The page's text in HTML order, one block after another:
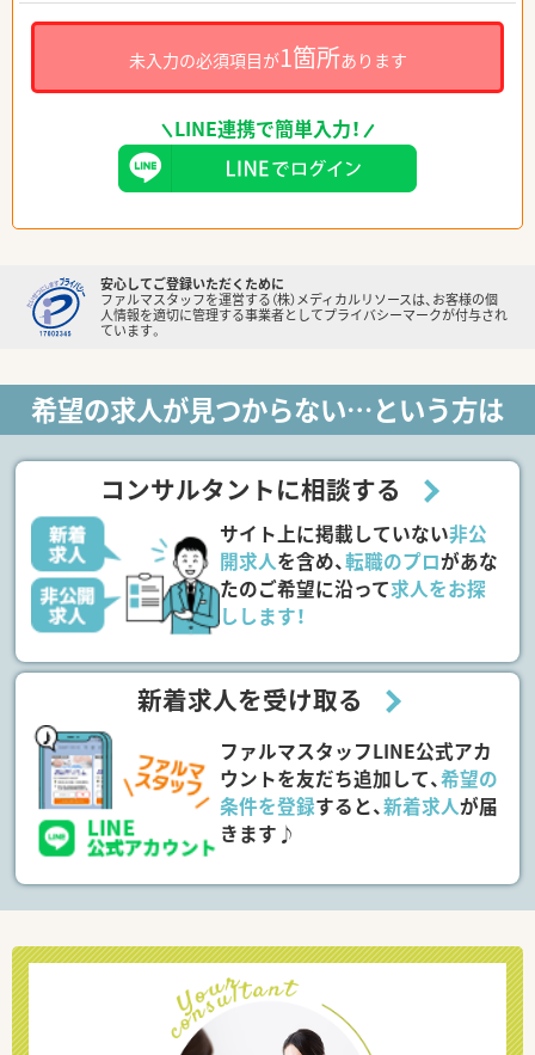
未入力の必須項目が1箇所あります
LINE連携で簡単入力！
安心してご登録いただくために
ファルマスタッフを運営する（株）メディカルリソースは、お客様の個
人情報を適切に管理する事業者としてプライバシーマークが付与され
ています。
希望の求人が見つからない…という方は
コンサルタントに相談する
サイト上に掲載していない非公
開求人を含め、転職のプロがあな
たのご希望に沿って求人をお探
しします！
新着求人を受け取る
ファルマスタッフLINE公式アカ
ウントを友だち追加して、希望の
条件を登録すると、新着求人が届
きます♪